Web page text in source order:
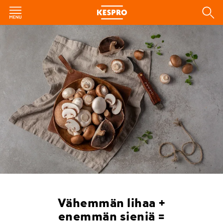
Vähemmän lihaa +
enemmän sieniä =